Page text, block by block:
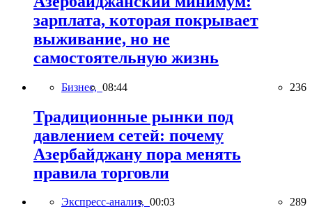
зарплата, которая покрывает
выживание, но не
самостоятельную жизнь
Бизнес, 08:44 236
Традиционные рынки под
давлением сетей: почему
Азербайджану пора менять
правила торговли
Экспресс-анализ, 00:03 289